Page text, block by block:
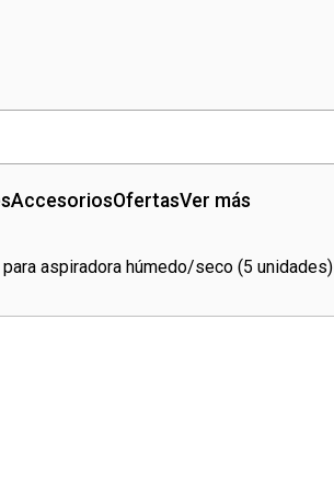
AccesoriosOfertasVer más
aspiradora húmedo/seco (5 unidades)